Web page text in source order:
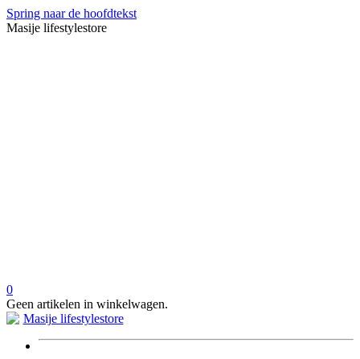
Spring naar de hoofdtekst
Masije lifestylestore
0
Geen artikelen in winkelwagen.